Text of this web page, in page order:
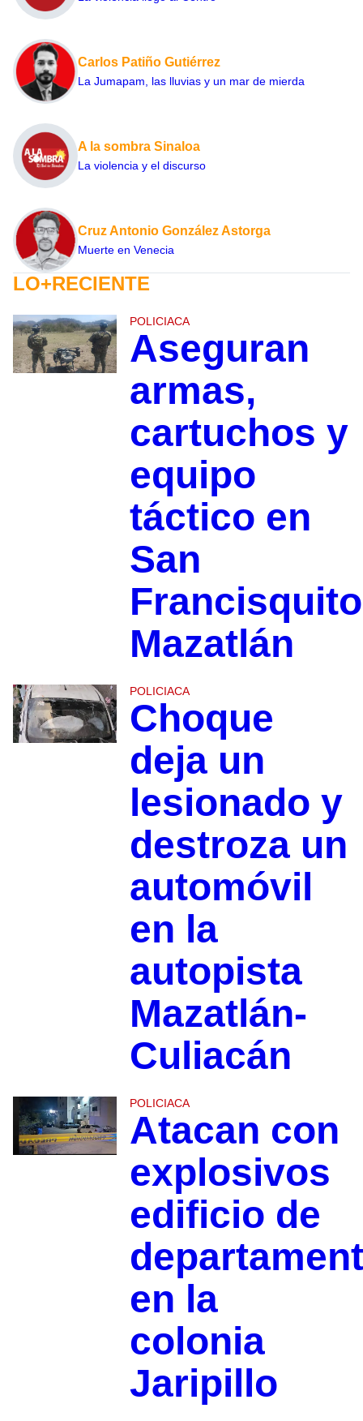
Carlos Patiño Gutiérrez
La Jumapam, las lluvias y un mar de mierda
A la sombra Sinaloa
La violencia y el discurso
Cruz Antonio González Astorga
Muerte en Venecia
LO+RECIENTE
POLICIACA
Aseguran
armas,
cartuchos y
equipo
táctico en
San
Mazatlán
POLICIACA
Choque
deja un
lesionado y
destroza un
automóvil
en la
autopista
Mazatlán-
Culiacán
POLICIACA
Atacan con
explosivos
edificio de
en la
colonia
Jaripillo